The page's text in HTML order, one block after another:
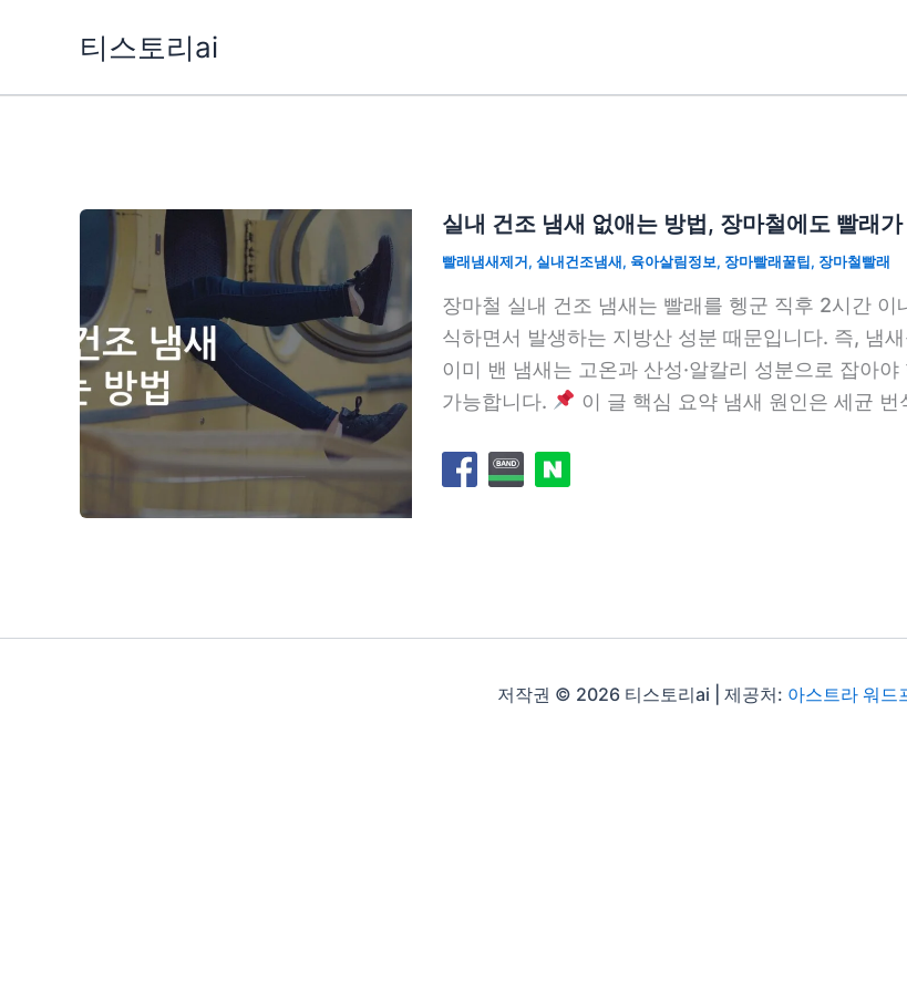
티스토리ai
실내 건조 냄새 없애는 방법, 장마철에도 빨래
빨래냄새제거, 실내건조냄새, 육아살림정보, 장마빨래꿀팁, 장마철빨래
장마철 실내 건조 냄새는 빨래를 헹군 직후 2시간
식하면서 발생하는 지방산 성분 때문입니다. 즉, 냄
이미 밴 냄새는 고온과 산성·알칼리 성분으로 잡아
가능합니다.
이 글 핵심 요약 냄새 원인은 세균
저작권 © 2026 티스토리ai | 제공처: 아스트라 워드